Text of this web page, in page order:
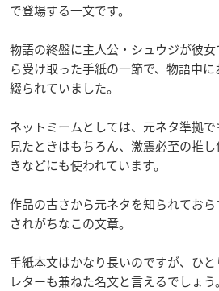
で登場する一文です。
物語の終盤に主人公・シュウジが彼
ら受け取った手紙の一節で、物語中
綴られていました。
ネットミームとしては、元ネタ準拠
見たときはもちろん、激震必至の推
きなどにも使われています。
作品の古さから元ネタを知られてお
されがちなこの文章。
手紙本文はかなり長いのですが、ひ
レターも兼ねた名文と言えるでしょう。